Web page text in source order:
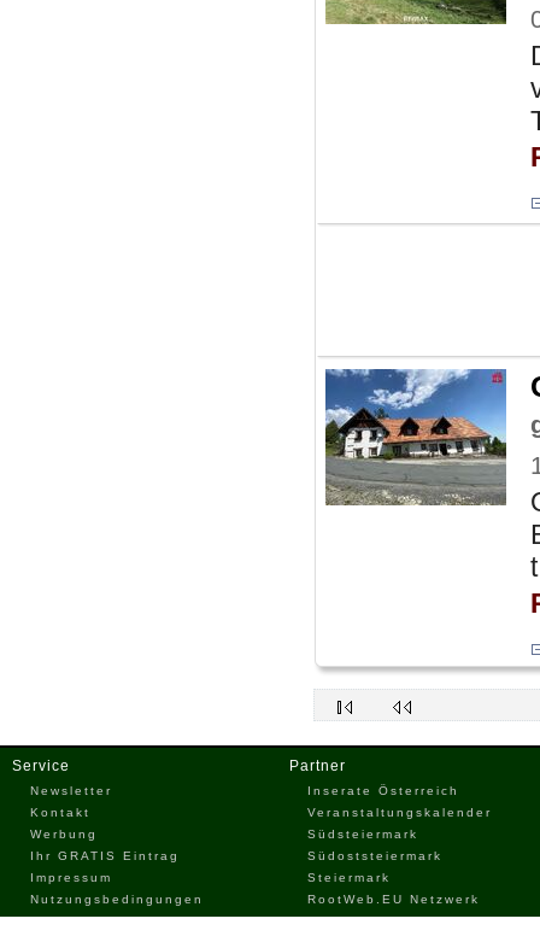
Service
Newsletter
Kontakt
Werbung
Ihr GRATIS Eintrag
Impressum
Nutzungsbedingungen
Partner
Inserate Österreich
Veranstaltungskalender
Südsteiermark
Südoststeiermark
Steiermark
RootWeb.EU Netzwerk